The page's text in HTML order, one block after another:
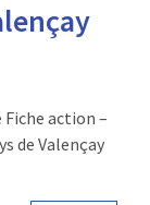
Fiche action –
de Valençay